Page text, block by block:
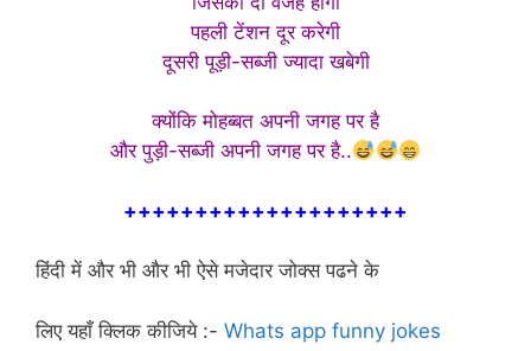
पहली टेंशन दूर करेगी
दूसरी पूड़ी-सब्जी ज्यादा खबेगी
क्योंकि मोहब्बत अपनी जगह पर है
और पुड़ी-सब्जी अपनी जगह पर है..
++++++++++++++++++++
हिंदी में और भी और भी ऐसे मजेदार जोक्स पढने के
लिए यहाँ क्लिक कीजिये :- Whats app funny jokes